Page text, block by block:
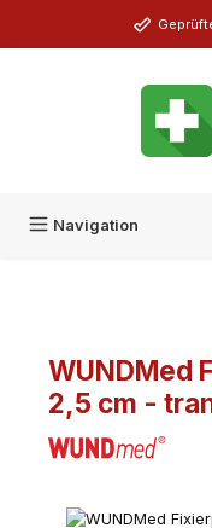
Zum Hauptinhalt springen
Navigation
WUNDMed
2,5 cm -
Bildergalerie